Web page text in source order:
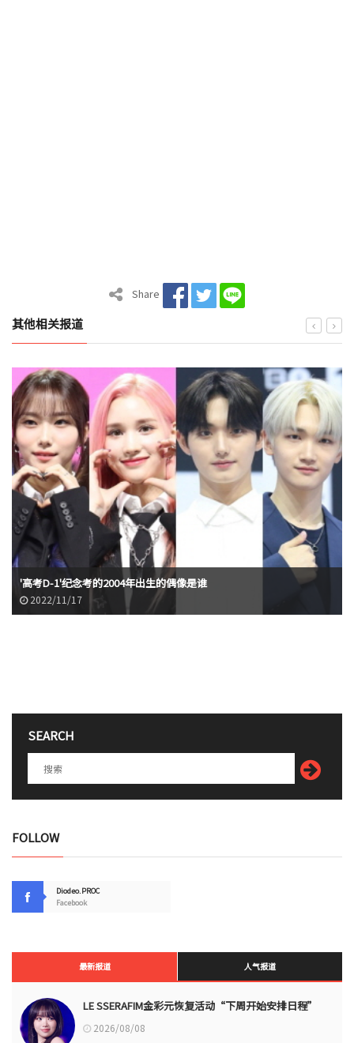
Share
其他相关报道
'高考D-1'纪念考的2004年出生的偶像是谁
2022/11/17
SEARCH
FOLLOW
Diodeo.PROC
Facebook
最新报道 人气报道
LE SSERAFIM金彩元恢复活动“下周开始安排日程”
2026/08/08